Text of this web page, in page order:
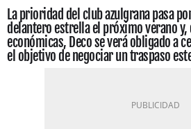
La prioridad del club azulgrana pasa
delantero estrella el próximo verano
económicas, Deco se verá obligado a
el objetivo de negociar un traspaso